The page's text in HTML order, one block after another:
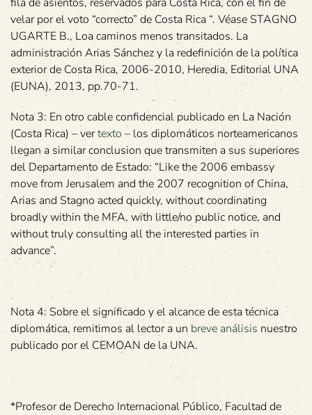
velar por el voto “correcto” de Costa Rica “. Véase STAGNO
UGARTE B., Loa caminos menos transitados. La
administración Arias Sánchez y la redefinición de la política
exterior de Costa Rica, 2006-2010, Heredia, Editorial UNA
(EUNA), 2013, pp.70-71.
Nota 3: En otro cable confidencial publicado en La Nación
(Costa Rica) – vertexto – los diplomáticos norteamericanos
llegan a similar conclusion que transmiten a sus superiores
del Departamento de Estado: “Like the 2006 embassy
move from Jerusalem and the 2007 recognition of China,
Arias and Stagno acted quickly, without coordinating
broadly within the MFA, with little/no public notice, and
without truly consulting all the interested parties in
advance”.
Nota 4: Sobre el significado y el alcance de esta técnica
diplomática, remitimos al lector a un breve análisis nuestro
publicado por el CEMOAN de la UNA.
*Profesor de Derecho Internacional Público, Facultad de